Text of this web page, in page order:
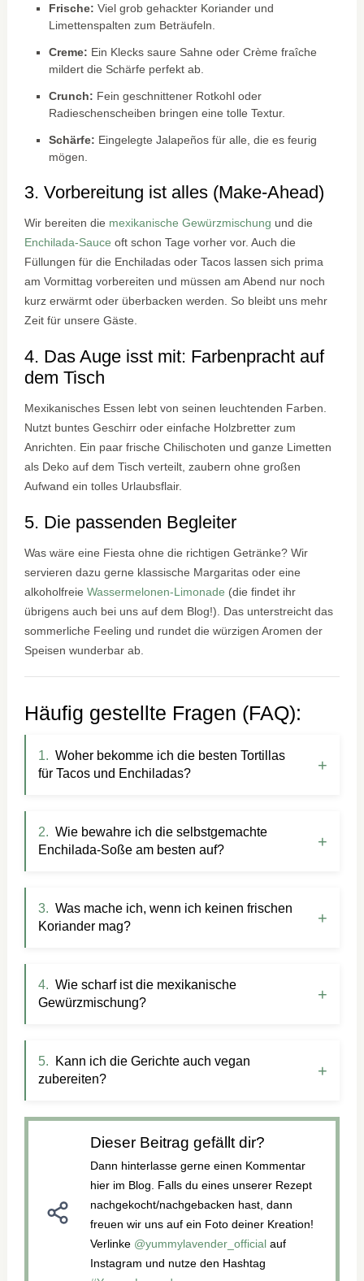
Frische: Viel grob gehackter Koriander und
Limettenspalten zum Beträufeln.
Creme: Ein Klecks saure Sahne oder Crème fraîche
mildert die Schärfe perfekt ab.
Crunch: Fein geschnittener Rotkohl oder
Radieschenscheiben bringen eine tolle Textur.
Schärfe: Eingelegte Jalapeños für alle, die es feurig
mögen.
3. Vorbereitung ist alles (Make-Ahead)
Wir bereiten die mexikanische Gewürzmischung und die
Enchilada-Sauce oft schon Tage vorher vor. Auch die
Füllungen für die Enchiladas oder Tacos lassen sich prima
am Vormittag vorbereiten und müssen am Abend nur noch
kurz erwärmt oder überbacken werden. So bleibt uns mehr
Zeit für unsere Gäste.
4. Das Auge isst mit: Farbenpracht auf
dem Tisch
Mexikanisches Essen lebt von seinen leuchtenden Farben.
Nutzt buntes Geschirr oder einfache Holzbretter zum
Anrichten. Ein paar frische Chilischoten und ganze Limetten
als Deko auf dem Tisch verteilt, zaubern ohne großen
Aufwand ein tolles Urlaubsflair.
5. Die passenden Begleiter
Was wäre eine Fiesta ohne die richtigen Getränke? Wir
servieren dazu gerne klassische Margaritas oder eine
alkoholfreieWassermelonen-Limonade (die findet ihr
übrigens auch bei uns auf dem Blog!). Das unterstreicht das
sommerliche Feeling und rundet die würzigen Aromen der
Speisen wunderbar ab.
Häufig gestellte Fragen (FAQ):
Woher bekomme ich die besten Tortillas
für Tacos und Enchiladas?
Wie bewahre ich die selbstgemachte
Enchilada-Soße am besten auf?
Was mache ich, wenn ich keinen frischen
Koriander mag?
Wie scharf ist die mexikanische
Gewürzmischung?
Kann ich die Gerichte auch vegan
zubereiten?
Dieser Beitrag gefällt dir?
Dann hinterlasse gerne einen Kommentar
hier im Blog. Falls du eines unserer Rezept
nachgekocht/nachgebacken hast, dann
freuen wir uns auf ein Foto deiner Kreation!
Verlinke @yummylavender_official auf
Instagram und nutze den Hashtag